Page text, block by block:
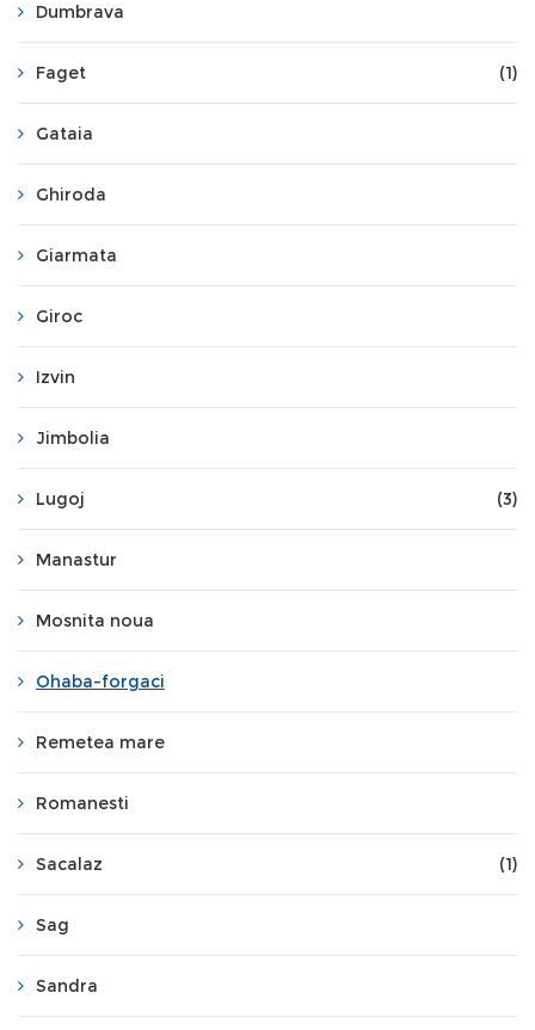
Dumbrava
Faget (1)
Gataia
Ghiroda
Giarmata
Giroc
Izvin
Jimbolia
Lugoj (3)
Manastur
Mosnita noua
Ohaba-forgaci
Remetea mare
Romanesti
Sacalaz (1)
Sag
Sandra